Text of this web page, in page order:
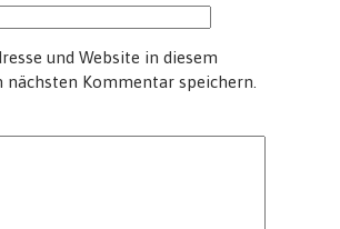
und Website in diesem
Kommentar speichern.